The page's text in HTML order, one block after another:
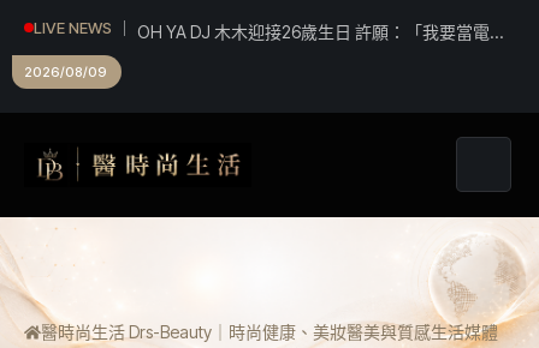
LIVE NEWS
OH YA DJ 木木迎接26歲生日 許願：「我要當電影
2026/08/09
醫時尚生活 Drs-Beauty｜時尚健康、美妝醫美與質感生活媒體